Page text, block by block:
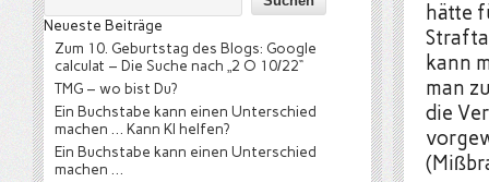
hätte
kann
man
die
Neueste Beiträge
Zum 10. Geburtstag des Blogs: Google
calculat – Die Suche nach „2 O 10/22“
TMG – wo bist Du?
Ein Buchstabe kann einen Unterschied
machen … Kann KI helfen?
Ein Buchstabe kann einen Unterschied
machen …